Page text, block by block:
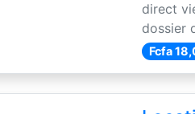
direct
dossier
Fcfa